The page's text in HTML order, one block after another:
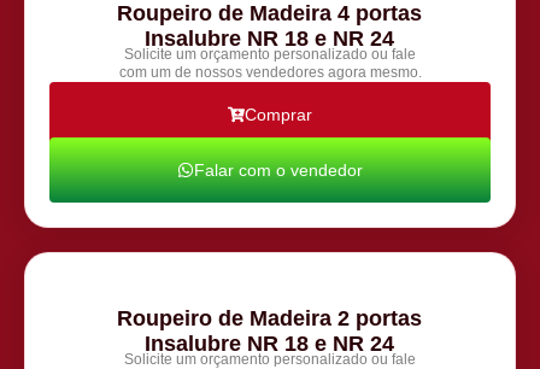
Roupeiro de Madeira 4 portas
Insalubre NR 18 e NR 24
Solicite um orçamento personalizado ou fale
com um de nossos vendedores agora mesmo.
Comprar
Falar com o vendedor
Roupeiro de Madeira 2 portas
Insalubre NR 18 e NR 24
Solicite um orçamento personalizado ou fale